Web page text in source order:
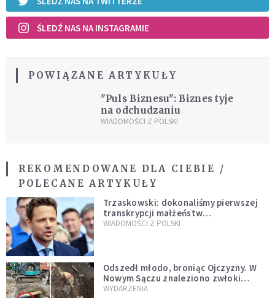
ŚLEDŹ NAS NA INSTAGRAMIE
POWIĄZANE ARTYKUŁY
"Puls Biznesu": Biznes tyje
na odchudzaniu
WIADOMOŚCI Z POLSKI
REKOMENDOWANE DLA CIEBIE /
POLECANE ARTYKUŁY
Trzaskowski: dokonaliśmy pierwszej
transkrypcji małżeństw
jednopłciowych. “Tak jak
WIADOMOŚCI Z POLSKI
Odszedł młodo, broniąc Ojczyzny. W
Nowym Sączu znaleziono zwłoki
mężczyzny z czasów potopu
WYDARZENIA